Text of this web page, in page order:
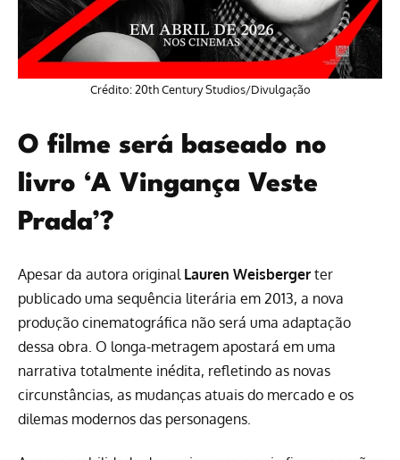
Crédito: 20th Century Studios/Divulgação
O filme será baseado no
livro ‘A Vingança Veste
Prada’?
Apesar da autora original Lauren Weisberger ter
publicado uma sequência literária em 2013, a nova
produção cinematográfica não será uma adaptação
dessa obra. O longa-metragem apostará em uma
narrativa totalmente inédita, refletindo as novas
circunstâncias, as mudanças atuais do mercado e os
dilemas modernos das personagens.